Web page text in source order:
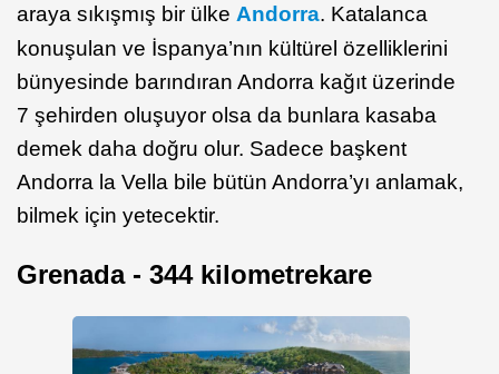
araya sıkışmış bir ülke Andorra. Katalanca
konuşulan ve İspanya’nın kültürel özelliklerini
bünyesinde barındıran Andorra kağıt üzerinde
7 şehirden oluşuyor olsa da bunlara kasaba
demek daha doğru olur. Sadece başkent
Andorra la Vella bile bütün Andorra’yı anlamak,
bilmek için yetecektir.
Grenada - 344 kilometrekare